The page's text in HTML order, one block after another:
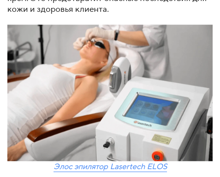
кожи и здоровья клиента.
Элос эпилятор Lasertech ELOS